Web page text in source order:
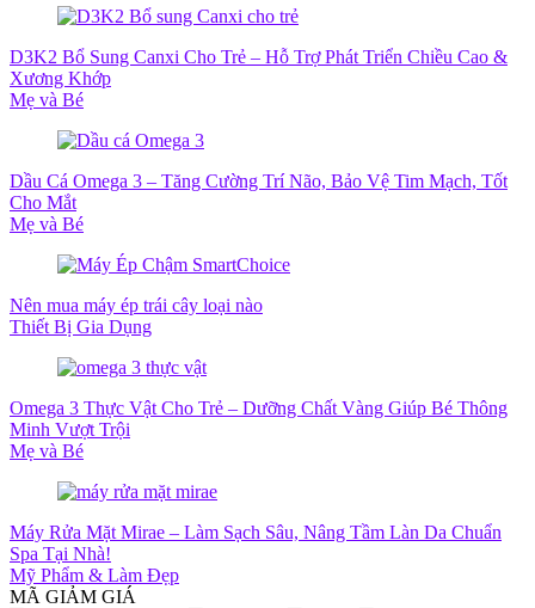
D3K2 Bổ Sung Canxi Cho Trẻ – Hỗ Trợ Phát Triển Chiều Cao &
Xương Khớp
Mẹ và Bé
Dầu Cá Omega 3 – Tăng Cường Trí Não, Bảo Vệ Tim Mạch, Tốt
Cho Mắt
Mẹ và Bé
Nên mua máy ép trái cây loại nào
Thiết Bị Gia Dụng
Omega 3 Thực Vật Cho Trẻ – Dưỡng Chất Vàng Giúp Bé Thông
Minh Vượt Trội
Mẹ và Bé
Máy Rửa Mặt Mirae – Làm Sạch Sâu, Nâng Tầm Làn Da Chuẩn
Spa Tại Nhà!
Mỹ Phẩm & Làm Đẹp
MÃ GIẢM GIÁ